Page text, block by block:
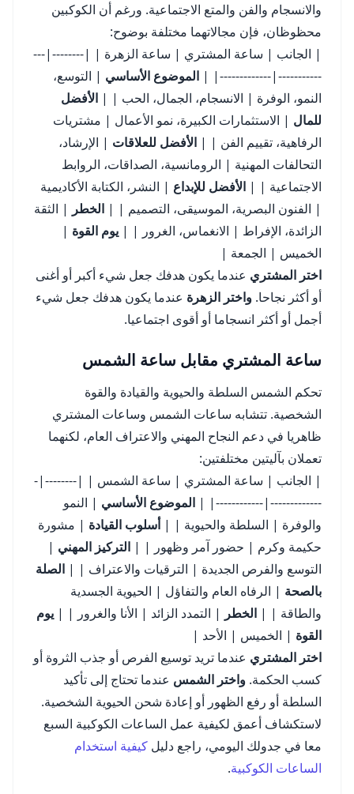
والانسجام والفن والمتع الاجتماعية. ورغم أن الكوكبين
محظوظان، فإن مجالاتهما مختلفة بوضوح:
| الجانب | ساعة المشتري | ساعة الزهرة | |--------|---
-----------|-------------| | الموضوع الأساسي | التوسع،
النمو، الوفرة | الانسجام، الجمال، الحب | | الأفضل
للمال | الاستثمارات الكبيرة، نمو الأعمال | مشتريات
الرفاهية، تقييم الفن | | الأفضل للعلاقات | الإرشاد،
التحالفات المهنية | الرومانسية، الصداقات، الروابط
الاجتماعية | | الأفضل للإبداع | النشر، الكتابة الأكاديمية
| الفنون البصرية، الموسيقى، التصميم | | الخطر | الثقة
الزائدة، الإفراط | الانغماس، الغرور | | يوم القوة |
الخميس | الجمعة |
اختر المشتري عندما يكون هدفك جعل شيء أكبر أو أغنى
أو أكثر نجاحا. واختر الزهرة عندما يكون هدفك جعل شيء
أجمل أو أكثر انسجاما أو أقوى اجتماعيا.
ساعة المشتري مقابل ساعة الشمس
تحكم الشمس السلطة والحيوية والقيادة والقوة
الشخصية. تتشابه ساعات الشمس وساعات المشتري
ظاهريا في دعم النجاح المهني والاعتراف العام، لكنهما
تعملان بآليتين مختلفتين:
| الجانب | ساعة المشتري | ساعة الشمس | |--------|-
-------------|------------| | الموضوع الأساسي | النمو
والوفرة | السلطة والحيوية | |أسلوب القيادة | مشورة
حكيمة وكرم | حضور آمر وظهور | | التركيز المهني |
التوسع والفرص الجديدة | الترقيات والاعتراف | | الصلة
بالصحة | الرفاه العام والتفاؤل | الحيوية الجسدية
والطاقة | | الخطر | التمدد الزائد | الأنا والغرور | | يوم
القوة | الخميس | الأحد |
اختر المشتري عندما تريد توسيع الفرص أو جذب الثروة أو
كسب الحكمة. واختر الشمس عندما تحتاج إلى تأكيد
السلطة أو رفع الظهور أو إعادة شحن الحيوية الشخصية.
لاستكشاف أعمق لكيفية عمل الساعات الكوكبية السبع
معا في جدولك اليومي، راجع دليل كيفية استخدام
الساعات الكوكبية.